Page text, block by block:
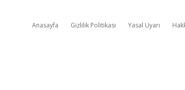
Anasayfa Gizlilik Politikası Yasal Uyarı